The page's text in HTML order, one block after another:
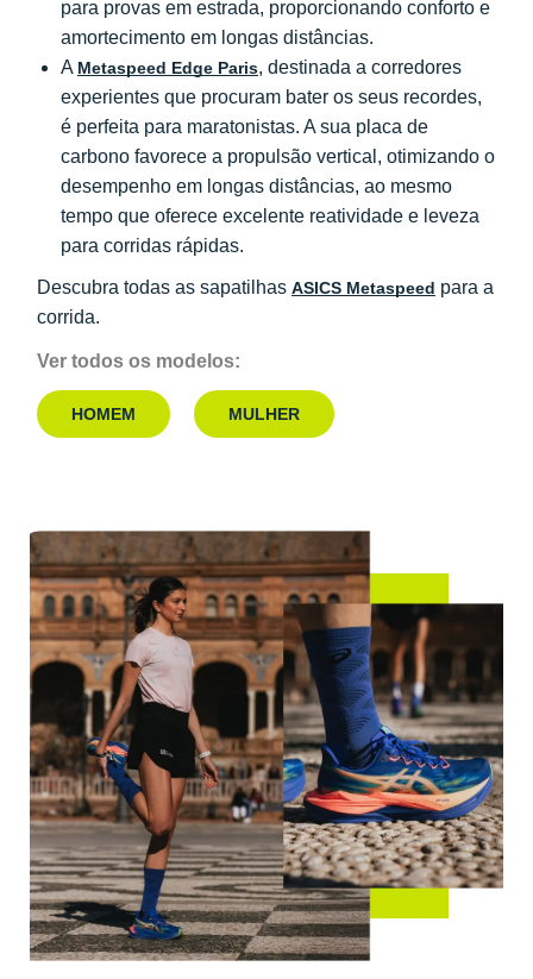
para provas em estrada, proporcionando conforto e
amortecimento em longas distâncias.
A Metaspeed Edge Paris, destinada a corredores
experientes que procuram bater os seus recordes,
é perfeita para maratonistas. A sua placa de
carbono favorece a propulsão vertical, otimizando o
desempenho em longas distâncias, ao mesmo
tempo que oferece excelente reatividade e leveza
para corridas rápidas.
Descubra todas as sapatilhas ASICS Metaspeed para a
corrida.
Ver todos os modelos:
HOMEM MULHER